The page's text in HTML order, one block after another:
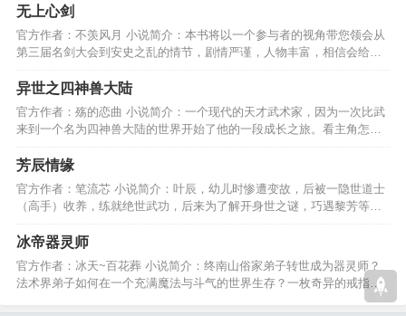
无上心剑
官方作者：不羡风月 小说简介：本书将以一个参与者的视角带您领会从
第三届名剑大会到安史之乱的情节，剧情严谨，人物丰富，相信会给每
位读者身临其境之感。…
异世之四神兽大陆
官方作者：殇的恋曲 小说简介：一个现代的天才武术家，因为一次比武
来到一个名为四神兽大陆的世界开始了他的一段成长之旅。看主角怎样
玩转异世，上天屠神。…
芳辰情缘
官方作者：笔流芯 小说简介：叶辰，幼儿时惨遭变故，后被一隐世道士
（高手）收养，练就绝世武功，后来为了解开身世之谜，巧遇黎芳等
人，演绎一段江湖情缘………
冰帝器灵师
官方作者：冰天~百花葬 小说简介：终南山俗家弟子转世成为器灵师？
法术界弟子如何在一个充满魔法与斗气的世界生存？一枚奇异的戒指，